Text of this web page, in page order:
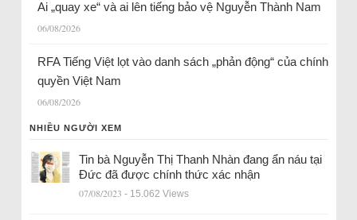
Ai „quay xe“ và ai lên tiếng bảo vệ Nguyễn Thành Nam
06/08/2026
RFA Tiếng Việt lọt vào danh sách „phản động“ của chính
quyền Việt Nam
06/08/2026
NHIỀU NGƯỜI XEM
Tin bà Nguyễn Thị Thanh Nhàn đang ẩn náu tại
Đức đã được chính thức xác nhận
07/08/2023 - 15.062 Views